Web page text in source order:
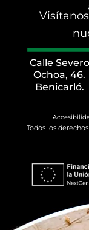
Calle Severo
Ochoa, 46.
Benicarló.
Todos los